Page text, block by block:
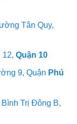
Tân Quy,
Quận 10
9, Quận Phú
Trị Đông B,